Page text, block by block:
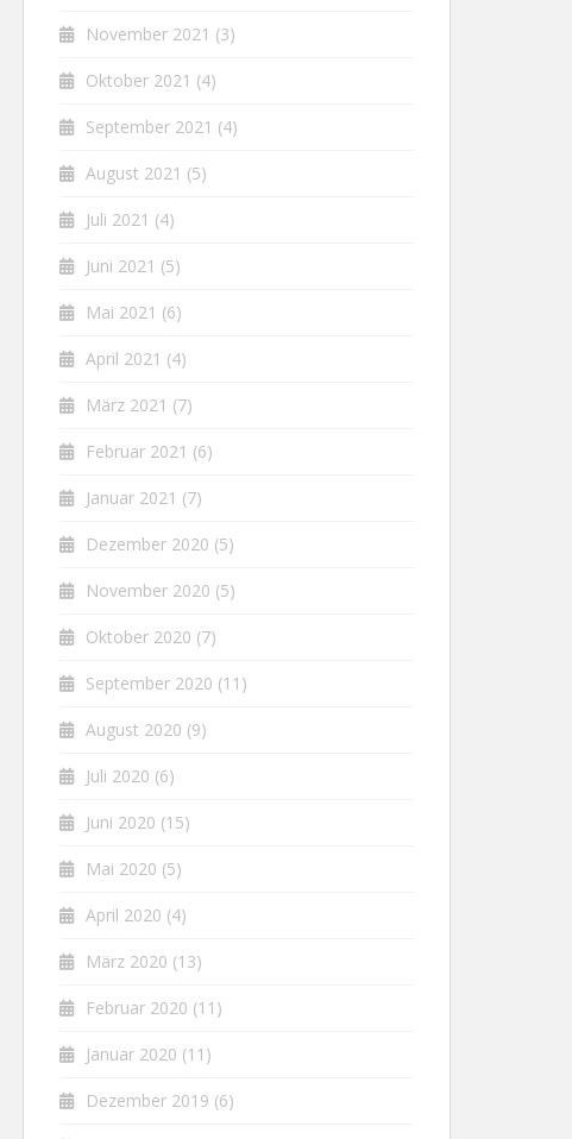
November 2021 (3)
Oktober 2021 (4)
September 2021 (4)
August 2021 (5)
Juli 2021 (4)
Juni 2021 (5)
Mai 2021 (6)
April 2021 (4)
März 2021 (7)
Februar 2021 (6)
Januar 2021 (7)
Dezember 2020 (5)
November 2020 (5)
Oktober 2020 (7)
September 2020 (11)
August 2020 (9)
Juli 2020 (6)
Juni 2020 (15)
Mai 2020 (5)
April 2020 (4)
März 2020 (13)
Februar 2020 (11)
Januar 2020 (11)
Dezember 2019 (6)